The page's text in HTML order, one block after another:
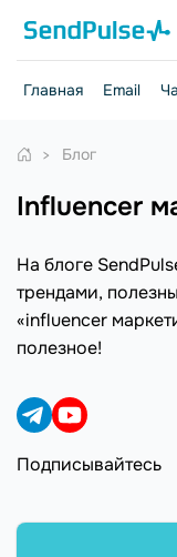
Главная Email
Блог
influencer
На блоге
трендами,
«influencer
полезное!
Подписывайтесь